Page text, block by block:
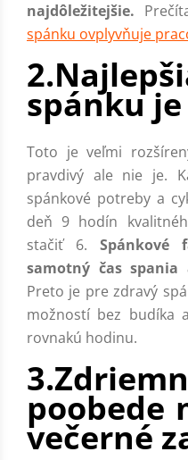
najdôležitejšie.
spánku ovplyvňuje
spánku
Toto je veľmi
pravdivý ale nie je.
spánkové potreby a
deň 9 hodín
stačiť 6. Spánkové
samotný čas
Preto je pre zdravý
možností bez budíka
rovnakú hodinu.
poobede
večerné